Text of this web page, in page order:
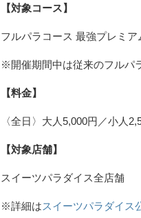
【対象コース】
フルパラコース 最強プレミア
※開催期間中は従来のフルパ
【料金】
〈全日〉大人5,000円／小人
【対象店舗】
スイーツパラダイス全店舗
※詳細はスイーツパラダイス